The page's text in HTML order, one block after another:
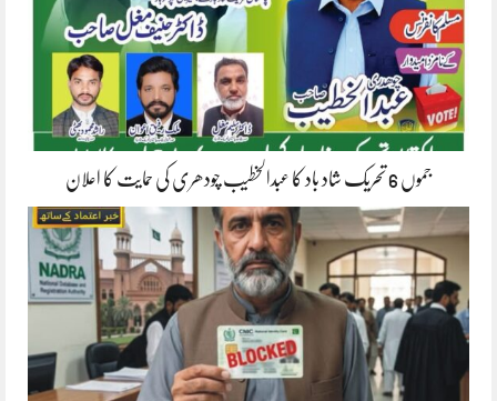
جموں 6 تحریک شاد باد کا عبدالخطیب چودھری کی حمایت کا اعلان